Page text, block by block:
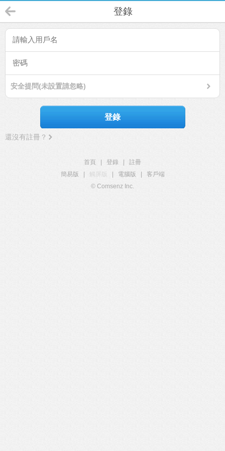
登錄
安全提問(未設置請忽略)
登錄
還沒有註冊？
首頁 登錄
註冊
簡易版
觸屏版 電腦版
客戶端
© Comsenz Inc.